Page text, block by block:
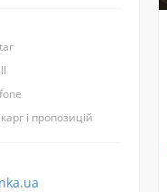
і пропозицій